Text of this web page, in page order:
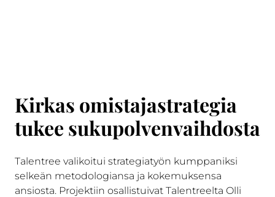
Kirkas omistajastrategia
tukee sukupolvenvaihdosta
Talentree valikoitui strategiatyön kumppaniksi
selkeän metodologiansa ja kokemuksensa
ansiosta. Projektiin osallistuivat Talentreelta Olli